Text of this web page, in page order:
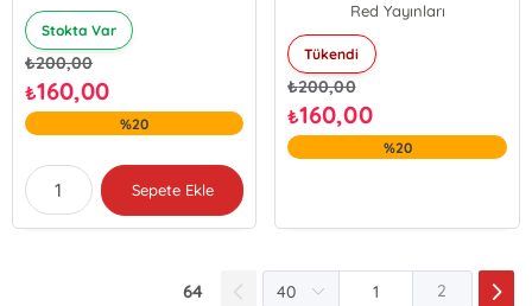
Stokta Var
₺200,00
₺160,00
%20
Sepete Ekle
Red Yayınları
Tükendi
₺200,00
₺160,00
%20
64 2